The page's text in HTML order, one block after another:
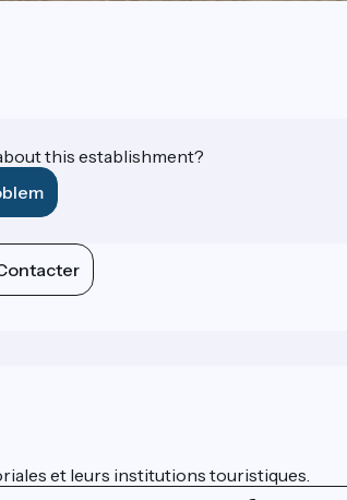
this establishment?
et leurs institutions touristiques.